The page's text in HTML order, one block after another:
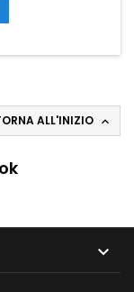
ALL'INIZIO 
